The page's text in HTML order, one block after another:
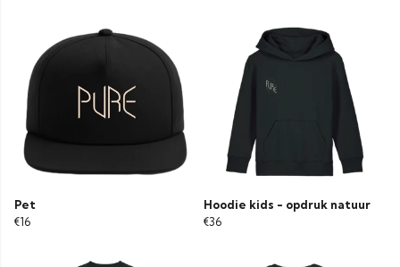
Pet
€16
Hoodie kids - opdruk natuur
€36